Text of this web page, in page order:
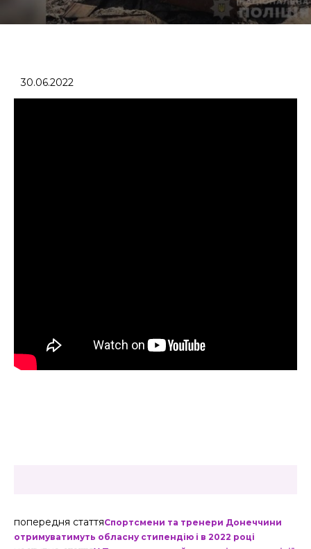
30.06.2022
попередня статтяСпортсмени та тренери Донеччини
отримуватимуть обласну стипендію і в 2022 році